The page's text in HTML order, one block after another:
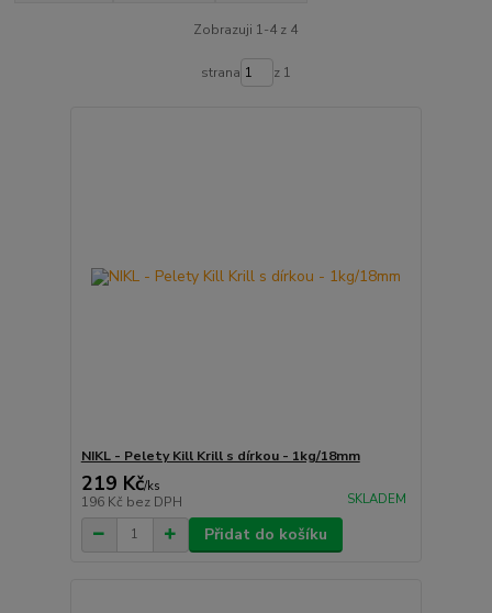
Zobrazuji 1-4 z 4
strana z 1
NIKL - Pelety Kill Krill s dírkou - 1kg/18mm
219 Kč/ks
196 Kč bez DPH SKLADEM
Přidat do košíku